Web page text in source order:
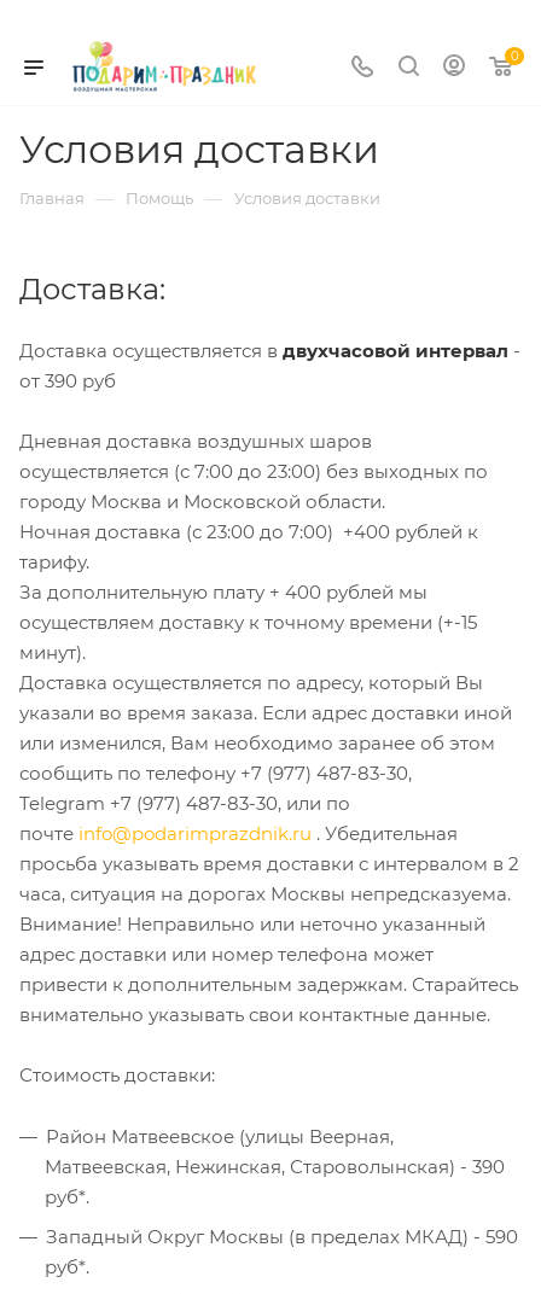
0
Условия доставки
Главная — Помощь — Условия доставки
Доставка:
Доставка осуществляется в двухчасовой интервал -
от 390 руб
Дневная доставка воздушных шаров
осуществляется (c 7:00 до 23:00) без выходных по
городу Москва и Московской области.
Ночная доставка (с 23:00 до 7:00) +400 рублей к
тарифу.
За дополнительную плату + 400 рублей мы
осуществляем доставку к точному времени (+-15
минут).
Доставка осуществляется по адресу, который Вы
указали во время заказа. Если адрес доставки иной
или изменился, Вам необходимо заранее об этом
сообщить по телефону +7 (977) 487-83-30,
Telegram +7 (977) 487-83-30, или по
почте info@podarimprazdnik.ru . Убедительная
просьба указывать время доставки с интервалом в 2
часа, ситуация на дорогах Москвы непредсказуема.
Внимание! Неправильно или неточно указанный
адрес доставки или номер телефона может
привести к дополнительным задержкам. Старайтесь
внимательно указывать свои контактные данные.
Стоимость доставки:
Район Матвеевское (улицы Веерная,
Матвеевская, Нежинская, Староволынская) - 390
руб*.
Западный Округ Москвы (в пределах МКАД) - 590
руб*.